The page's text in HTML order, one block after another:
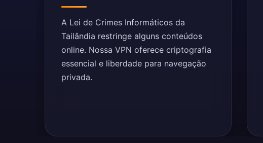
A Lei de Crimes Informáticos da
Tailândia restringe alguns conteúdos
online. Nossa VPN oferece criptografia
essencial e liberdade para navegação
privada.